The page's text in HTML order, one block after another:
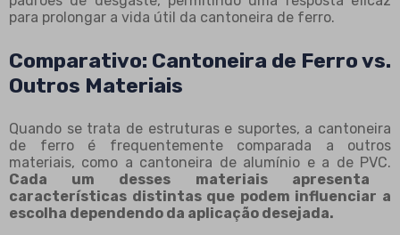
para prolongar a vida útil da cantoneira de ferro.
Comparativo: Cantoneira de Ferro vs.
Outros Materiais
Quando se trata de estruturas e suportes, a cantoneira
de ferro é frequentemente comparada a outros
materiais, como a cantoneira de alumínio e a de PVC.
Cada um desses materiais apresenta
características distintas que podem influenciar a
escolha dependendo da aplicação desejada.